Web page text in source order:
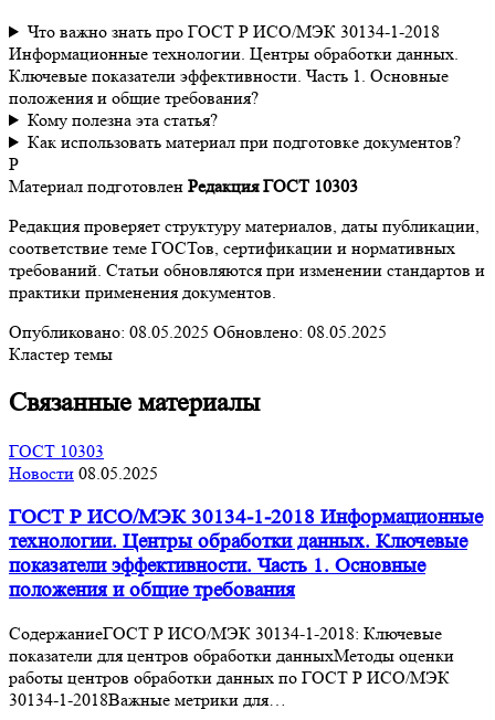
Что важно знать про ГОСТ Р ИСО/МЭК 30134-1-2018
Информационные технологии. Центры обработки данных.
Ключевые показатели эффективности. Часть 1. Основные
положения и общие требования?
Кому полезна эта статья?
Как использовать материал при подготовке документов?
Р
Материал подготовлен Редакция ГОСТ 10303
Редакция проверяет структуру материалов, даты публикации,
соответствие теме ГОСТов, сертификации и нормативных
требований. Статьи обновляются при изменении стандартов и
практики применения документов.
Опубликовано: 08.05.2025 Обновлено: 08.05.2025
Кластер темы
Связанные материалы
ГОСТ 10303
Новости 08.05.2025
ГОСТ Р ИСО/МЭК 30134-1-2018 Информационные
технологии. Центры обработки данных. Ключевые
показатели эффективности. Часть 1. Основные
положения и общие требования
СодержаниеГОСТ Р ИСО/МЭК 30134-1-2018: Ключевые
показатели для центров обработки данныхМетоды оценки
работы центров обработки данных по ГОСТ Р ИСО/МЭК
30134-1-2018Важные метрики для…